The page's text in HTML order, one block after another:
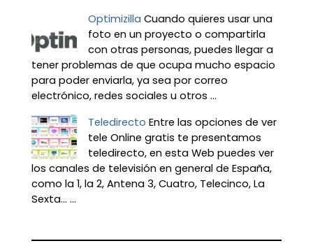
Optimizilla Cuando quieres usar una
foto en un proyecto o compartirla
con otras personas, puedes llegar a
tener problemas de que ocupa mucho espacio
para poder enviarla, ya sea por correo
electrónico, redes sociales u otros ...
Teledirecto Entre las opciones de ver
tele Online gratis te presentamos
teledirecto, en esta Web puedes ver
los canales de televisión en general de España,
como la 1, la 2, Antena 3, Cuatro, Telecinco, La
Sexta… ...